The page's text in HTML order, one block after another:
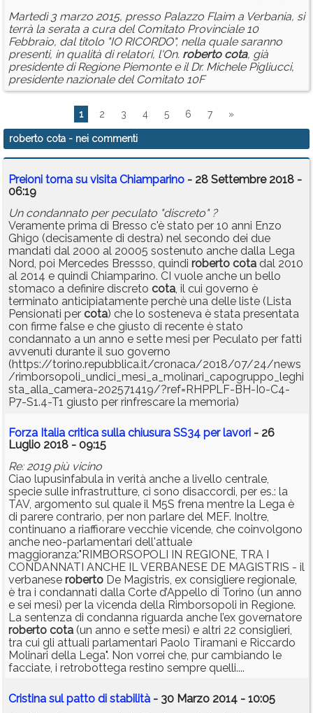
Martedì 3 marzo 2015, presso Palazzo Flaim a Verbania, si
terrà la serata a cura del Comitato Provinciale 10
Febbraio, dal titolo "IO RICORDO", nella quale saranno
presenti, in qualità di relatori, l'On. roberto cota, già
presidente di Regione Piemonte e il Dr. Michele Pigliucci,
presidente nazionale del Comitato 10F
1 2 3 4 5 6 7 »
roberto cota - nei commenti
Preioni torna su visita Chiamparino - 28 Settembre 2018 -
06:19
Un condannato per peculato "discreto" ?
Veramente prima di Bresso c'è stato per 10 anni Enzo
Ghigo (decisamente di destra) nel secondo dei due
mandati dal 2000 al 20005 sostenuto anche dalla Lega
Nord, poi Mercedes Bressso, quindi roberto cota dal 2010
al 2014 e quindi Chiamparino. CI vuole anche un bello
stomaco a definire discreto cota, il cui governo è
terminato anticipiatamente perchè una delle liste (Lista
Pensionati per cota) che lo sosteneva è stata presentata
con firme false e che giusto di recente è stato
condannato a un anno e sette mesi per Peculato per fatti
avvenuti durante il suo governo
(https://torino.repubblica.it/cronaca/2018/07/24/news
/rimborsopoli_undici_mesi_a_molinari_capogruppo_leghi
sta_alla_camera-202571419/?ref=RHPPLF-BH-I0-C4-
P7-S1.4-T1 giusto per rinfrescare la memoria)
Forza Italia critica sulla chiusura SS34 per lavori - 26
Luglio 2018 - 09:15
Re: 2019 più vicino
Ciao lupusinfabula in verità anche a livello centrale,
specie sulle infrastrutture, ci sono disaccordi, per es.: la
TAV, argomento sul quale il M5S frena mentre la Lega è
di parere contrario, per non parlare del MEF. Inoltre,
continuano a riaffiorare vecchie vicende, che coinvolgono
anche neo-parlamentari dell'attuale
maggioranza:"RIMBORSOPOLI IN REGIONE, TRA I
CONDANNATI ANCHE IL VERBANESE DE MAGISTRIS - il
verbanese roberto De Magistris, ex consigliere regionale,
è tra i condannati dalla Corte d’Appello di Torino (un anno
e sei mesi) per la vicenda della Rimborsopoli in Regione.
La sentenza di condanna riguarda anche l’ex governatore
roberto cota (un anno e sette mesi) e altri 22 consiglieri,
tra cui gli attuali parlamentari Paolo Tiramani e Riccardo
Molinari della Lega". Non vorrei che, pur cambiando le
facciate, i retrobottega restino sempre quelli....
Cristina sul patto di stabilità - 30 Marzo 2014 - 10:05